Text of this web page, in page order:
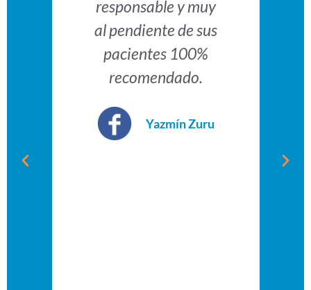
responsable y muy
al pendiente de sus
pacientes 100%
recomendado.
Yazmín Zuru